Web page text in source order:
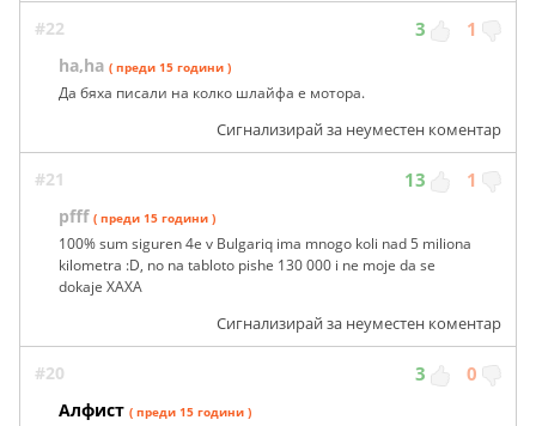
#22 3 1
ha,ha ( преди 15 години )
Да бяха писали на колко шлайфа е мотора.
Сигнализирай за неуместен коментар
#21 13 1
pfff ( преди 15 години )
100% sum siguren 4e v Bulgariq ima mnogo koli nad 5 miliona
kilometra :D, no na tabloto pishe 130 000 i ne moje da se
dokaje XAXA
Сигнализирай за неуместен коментар
#20 3 0
Алфист ( преди 15 години )